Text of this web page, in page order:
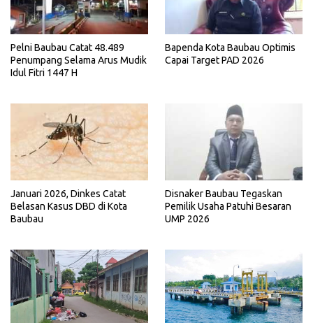
Pelni Baubau Catat 48.489
Penumpang Selama Arus Mudik
Idul Fitri 1447 H
Bapenda Kota Baubau Optimis
Capai Target PAD 2026
Januari 2026, Dinkes Catat
Belasan Kasus DBD di Kota
Baubau
Disnaker Baubau Tegaskan
Pemilik Usaha Patuhi Besaran
UMP 2026